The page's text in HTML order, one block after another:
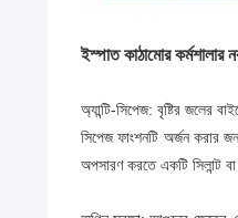
ইস্পাত কাঠামোর
অ্যান্টি-সিপেজ: বৃষ্টির জলের
সিপেজ ফাংশনটি অর্জন করার
অপসারণ করতে একটি সিলান্ট